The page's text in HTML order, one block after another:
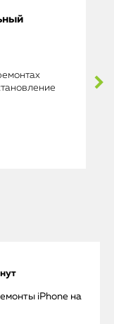
iPhone на